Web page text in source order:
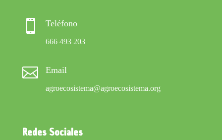
 Teléfono
666 493 203
 Email
agroecosistema@agroecosistema.org
Redes Sociales